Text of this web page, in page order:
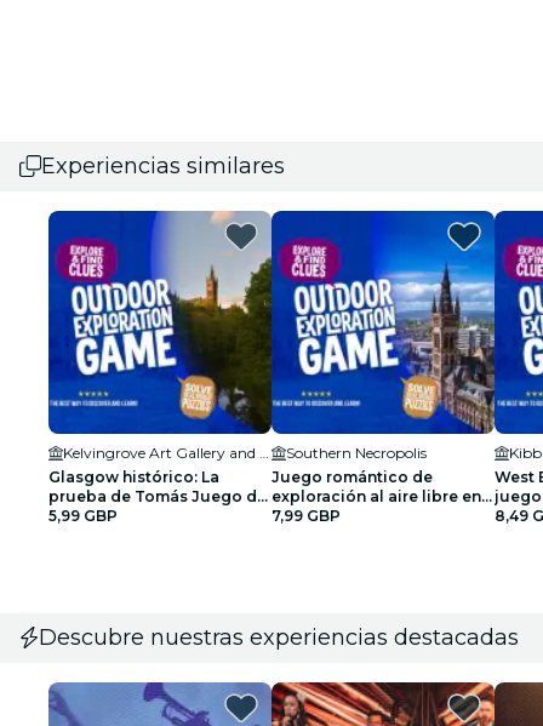
Experiencias similares
Glasgow histórico: La
prueba de Tomás Juego de
exploración al aire libre
5,99 GBP
Southern Necropolis
Juego romántico de
exploración al aire libre en
Glasgow
7,99 GBP
West
libre
8,49
Descubre nuestras experiencias destacadas